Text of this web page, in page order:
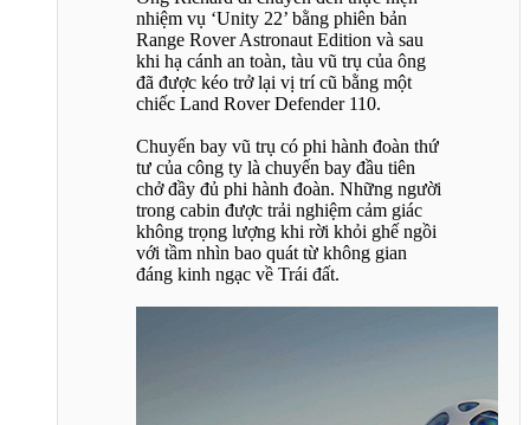
nhiệm vụ ‘Unity 22’ bằng phiên bản
Range Rover Astronaut Edition và sau
khi hạ cánh an toàn, tàu vũ trụ của ông
đã được kéo trở lại vị trí cũ bằng một
chiếc Land Rover Defender 110.
Chuyến bay vũ trụ có phi hành đoàn thứ
tư của công ty là chuyến bay đầu tiên
chở đầy đủ phi hành đoàn. Những người
trong cabin được trải nghiệm cảm giác
không trọng lượng khi rời khỏi ghế ngồi
với tầm nhìn bao quát từ không gian
đáng kinh ngạc về Trái đất.